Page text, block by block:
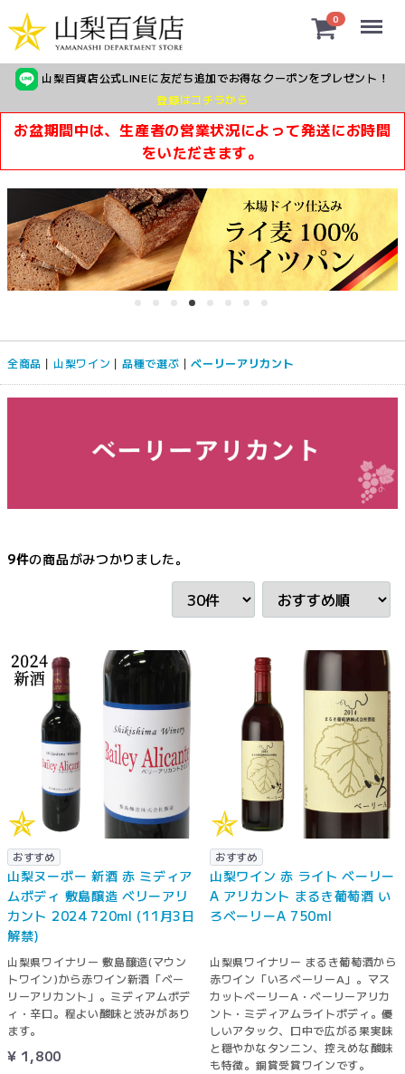
0 Menu
山梨百貨店公式LINEに友だち追加でお得なクーポンをプレゼント！
登録はコチラから
お盆期間中は、生産者の営業状況によって発送にお時間
をいただきます。
全商品 山梨ワイン 品種で選ぶ ベーリーアリカント
9件の商品がみつかりました。
おすすめ
山梨ヌーボー 新酒 赤 ミディア
ムボディ 敷島醸造 ベリーアリ
カント 2024 720ml (11月3日
解禁)
山梨県ワイナリー 敷島醸造(マウン
トワイン)から赤ワイン新酒「ベー
リーアリカント」。ミディアムボデ
ィ・辛口。程よい酸味と渋みがあり
ます。
¥ 1,800
おすすめ
山梨ワイン 赤 ライト ベーリー
A アリカント まるき葡萄酒 い
ろベーリーA 750ml
山梨県ワイナリー まるき葡萄酒から
赤ワイン「いろベーリーA」。マス
カットベーリーA・ベーリーアリカ
ント・ミディアムライトボディ。優
しいアタック、口中で広がる果実味
と穏やかなタンニン、控えめな酸味
も特徴。銅賞受賞ワインです。